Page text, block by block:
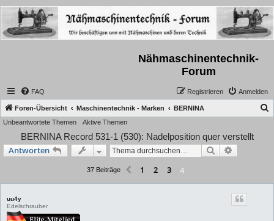
Nähmaschinentechnik-
Forum
FAQ Anmelden
Registrieren
Foren-Übersicht Maschinentechnik - Marken BERNINA
Unbeantwortete Themen Aktive Themen
BERNINA Record 531-1 (530): Nadelposition quer verstellt
Antworten Suche
37 Beiträge Vorherige
1 2 3 4
uu4y
Edelschrauber